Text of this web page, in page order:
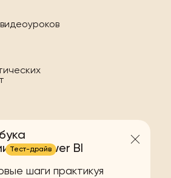
видеоуроков
для Power BI
Тест-драйв
шаги практикуя